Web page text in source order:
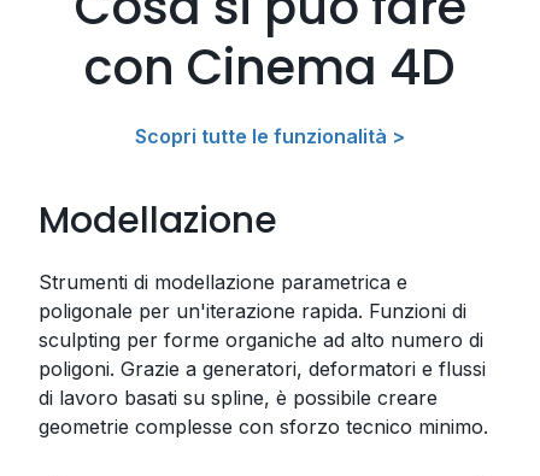
con Cinema 4D
Scopri tutte le funzionalità >
Modellazione
Strumenti di modellazione parametrica e
poligonale per un'iterazione rapida. Funzioni di
sculpting per forme organiche ad alto numero di
poligoni. Grazie a generatori, deformatori e flussi
di lavoro basati su spline, è possibile creare
geometrie complesse con sforzo tecnico minimo.